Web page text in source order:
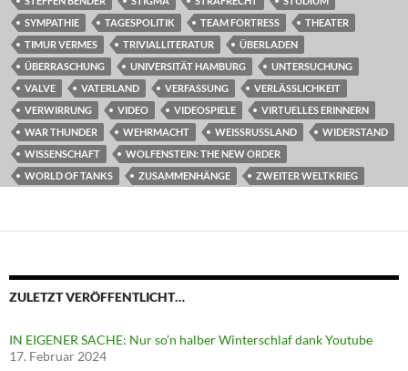
SYMPATHIE
TAGESPOLITIK TEAM FORTRESS
THEATER
TIMUR VERMES
TRIVIALLITERATUR
ÜBERLADEN
ÜBERRASCHUNG
UNIVERSITÄT HAMBURG
UNTERSUCHUNG
VALVE
VATERLAND VERFASSUNG
VERLÄSSLICHKEIT
VERWIRRUNG
VIDEO VIDEOSPIELE
VIRTUELLES ERINNERN
WAR THUNDER
WEHRMACHT WEISSRUSSLAND
WIDERSTAND
WISSENSCHAFT
WOLFENSTEIN: THE NEW ORDER
WORLD OF TANKS
ZUSAMMENHÄNGE ZWEITER WELTKRIEG
ZULETZT VERÖFFENTLICHT…
IN EIGENER SACHE: Nur so’n halber Winterschlaf dank Youtube
17. Februar 2024